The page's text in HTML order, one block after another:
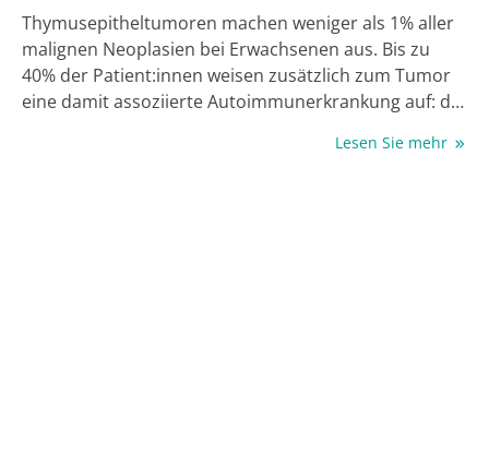
Thymusepitheltumoren machen weniger als 1% aller
malignen Neoplasien bei Erwachsenen aus. Bis zu
40% der Patient:innen weisen zusätzlich zum Tumor
eine damit assoziierte Autoimmunerkrankung auf: die
müssen Patient:innen nach einer Thymektomie
Lesen Sie mehr